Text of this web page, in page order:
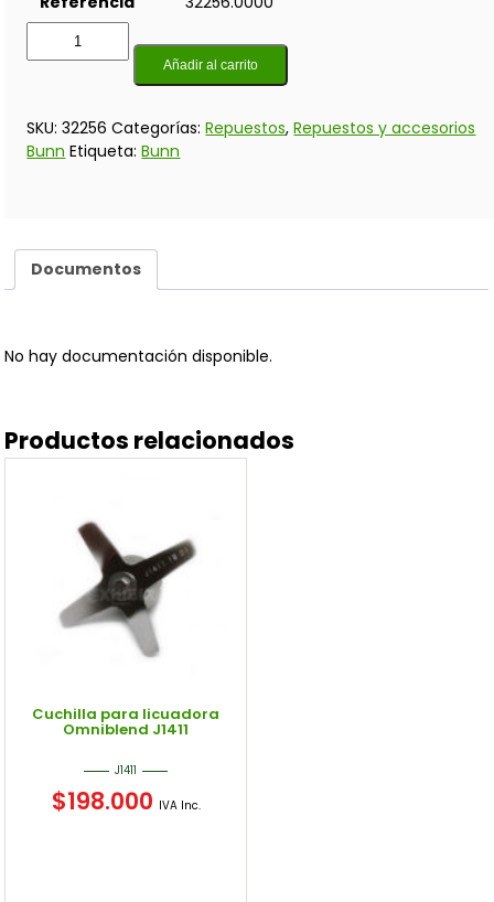
Añadir al carrito
SKU:32256 Categorías:Repuestos,Repuestos y accesorios
Bunn Etiqueta:Bunn
Documentos
No hay documentación disponible.
Productos relacionados
Cuchilla para licuadora
Omniblend J1411
J1411
$198.000 IVA Inc.